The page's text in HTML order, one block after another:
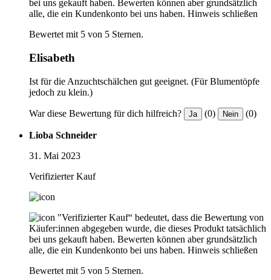
bei uns gekauft haben. Bewerten können aber grundsätzlich
alle, die ein Kundenkonto bei uns haben. Hinweis schließen
Bewertet mit 5 von 5 Sternen.
Elisabeth
Ist für die Anzuchtschälchen gut geeignet. (Für Blumentöpfe
jedoch zu klein.)
War diese Bewertung für dich hilfreich? Ja (0) Nein (0)
Lioba Schneider
31. Mai 2023
Verifizierter Kauf
"Verifizierter Kauf“ bedeutet, dass die Bewertung von
Käufer:innen abgegeben wurde, die dieses Produkt tatsächlich
bei uns gekauft haben. Bewerten können aber grundsätzlich
alle, die ein Kundenkonto bei uns haben. Hinweis schließen
Bewertet mit 5 von 5 Sternen.